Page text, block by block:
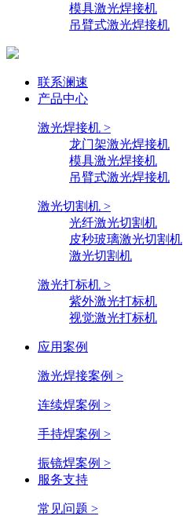
模具激光焊接机
吊臂式激光焊接机
联系澜速
产品中心
激光焊接机 >
龙门架激光焊接机
模具激光焊接机
吊臂式激光焊接机
激光切割机 >
光纤激光切割机
皮秒玻璃激光切割机
激光切割机
激光打标机 >
紫外激光打标机
视觉激光打标机
应用案例
激光焊接案例 >
连续焊案例 >
手持焊案例 >
振镜焊案例 >
服务支持
常见问题 >